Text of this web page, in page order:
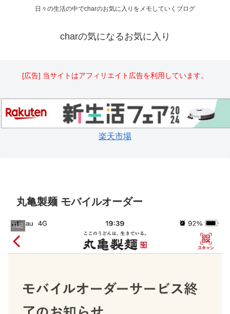
日々の生活の中でcharのお気に入りをメモしていくブログ
charの気になるお気に入り
[広告] 当サイトはアフィリエイト広告を利用しています。
楽天市場
丸亀製麺 モバイルオーダー
日記